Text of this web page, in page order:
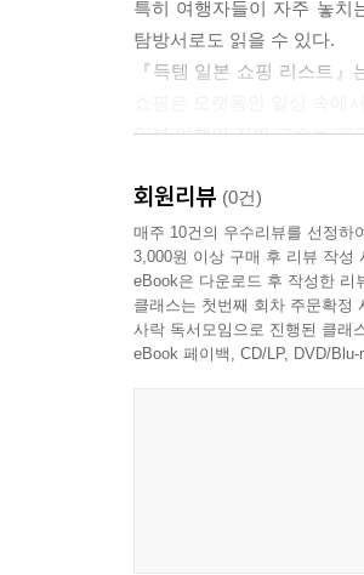
특히 여행자들이 자주 놓치
탐방서로도 읽을 수 있다.
『득템 일본 쇼핑 리스트
일본 여행의 진짜 고수는 관
회원리뷰 (0건)
매주 10건의 우수리뷰를 선정하
3,000원 이상 구매 후 리뷰 작성
eBook은 다운로드 후 작성한 리
클래스는 첫번째 회차 주문확정
사락 독서모임으로 진행된 클래
eBook 페이백, CD/LP, DVD/